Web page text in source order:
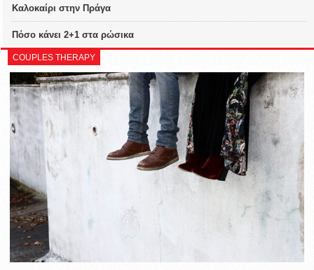
Καλοκαίρι στην Πράγα
Πόσο κάνει 2+1 στα ρώσικα
COUPLES THERAPY